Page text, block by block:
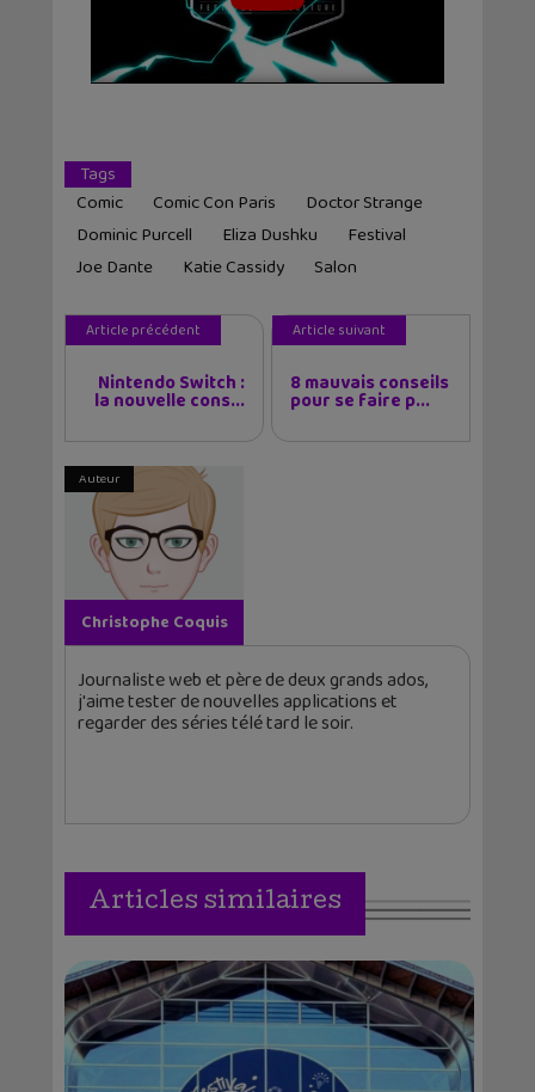
Tags
Comic
Comic Con Paris
Doctor Strange
Dominic Purcell
Eliza Dushku
Festival
Joe Dante
Katie Cassidy Salon
Article précédent
Nintendo Switch :
la nouvelle cons...
Article suivant
8 mauvais conseils
pour se faire p...
Auteur
Christophe Coquis
Journaliste web et père de deux grands ados,
j'aime tester de nouvelles applications et
regarder des séries télé tard le soir.
Articles similaires